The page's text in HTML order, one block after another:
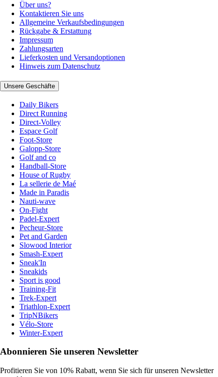
Über uns?
Kontaktieren Sie uns
Allgemeine Verkaufsbedingungen
Rückgabe & Erstattung
Impressum
Zahlungsarten
Lieferkosten und Versandoptionen
Hinweis zum Datenschutz
Unsere Geschäfte
Daily Bikers
Direct Running
Direct-Volley
Espace Golf
Foot-Store
Galopp-Store
Golf and co
Handball-Store
House of Rugby
La sellerie de Maé
Made in Paradis
Nauti-wave
On-Fight
Padel-Expert
Pecheur-Store
Pet and Garden
Slowood Interior
Smash-Expert
Sneak'In
Sneakids
Sport is good
Training-Fit
Trek-Expert
Triathlon-Expert
TripNBikers
Vélo-Store
Winter-Expert
Abonnieren Sie unseren Newsletter
Profitieren Sie von 10% Rabatt, wenn Sie sich für unseren Newsletter